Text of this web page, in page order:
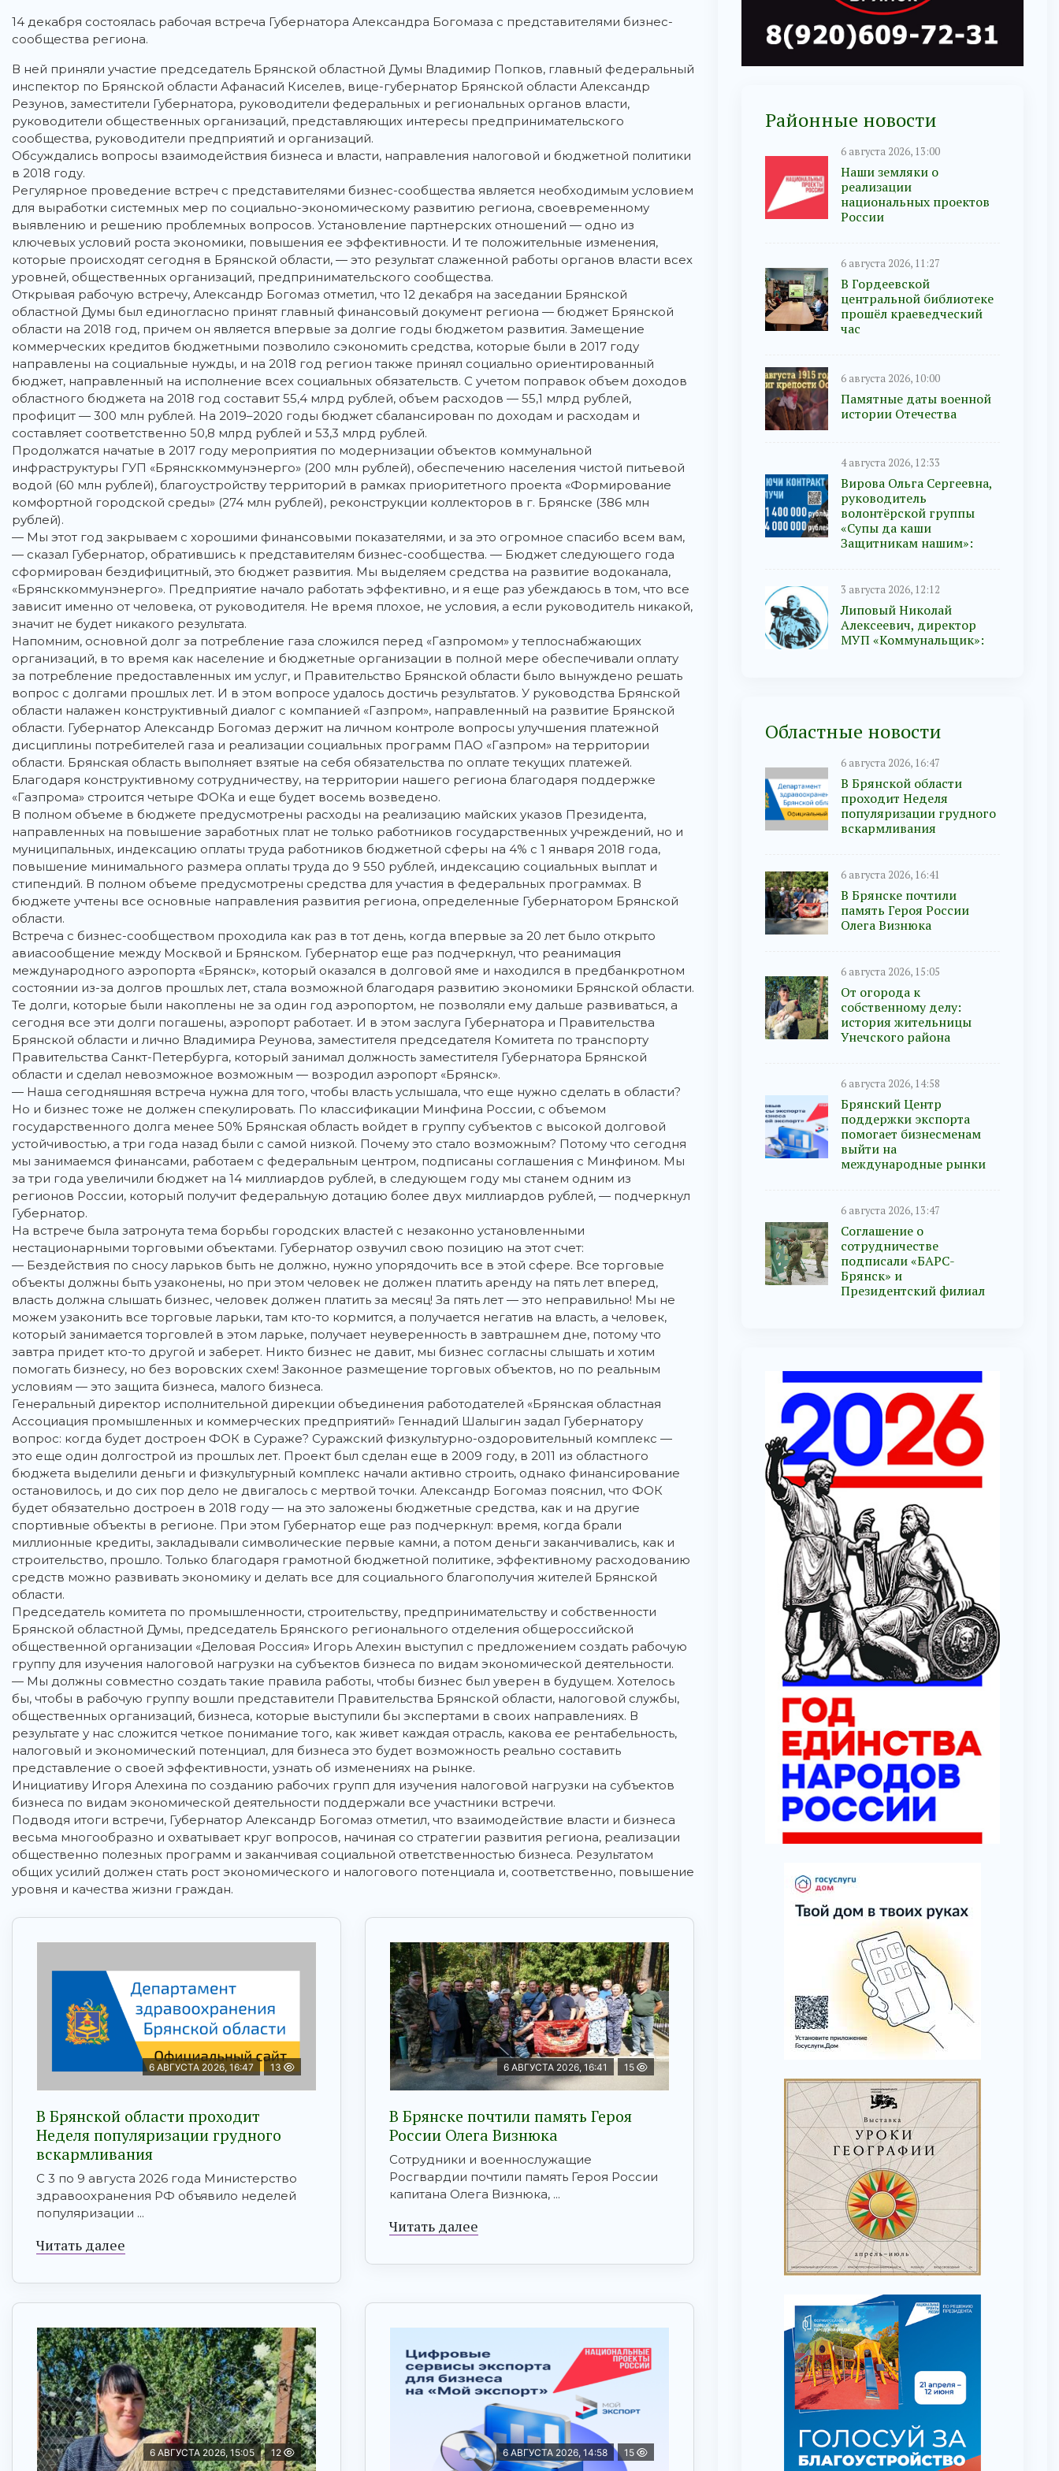
14 декабря состоялась рабочая встреча Губернатора Александра Богомаза с представителями бизнес-
сообщества региона.
В ней приняли участие председатель Брянской областной Думы Владимир Попков, главный федеральный
инспектор по Брянской области Афанасий Киселев, вице-губернатор Брянской области Александр
Резунов, заместители Губернатора, руководители федеральных и региональных органов власти,
руководители общественных организаций, представляющих интересы предпринимательского
сообщества, руководители предприятий и организаций.
Обсуждались вопросы взаимодействия бизнеса и власти, направления налоговой и бюджетной политики
в 2018 году.
Регулярное проведение встреч с представителями бизнес-сообщества является необходимым условием
для выработки системных мер по социально-экономическому развитию региона, своевременному
выявлению и решению проблемных вопросов. Установление партнерских отношений — одно из
ключевых условий роста экономики, повышения ее эффективности. И те положительные изменения,
которые происходят сегодня в Брянской области, — это результат слаженной работы органов власти всех
уровней, общественных организаций, предпринимательского сообщества.
Открывая рабочую встречу, Александр Богомаз отметил, что 12 декабря на заседании Брянской
областной Думы был единогласно принят главный финансовый документ региона — бюджет Брянской
области на 2018 год, причем он является впервые за долгие годы бюджетом развития. Замещение
коммерческих кредитов бюджетными позволило сэкономить средства, которые были в 2017 году
направлены на социальные нужды, и на 2018 год регион также принял социально ориентированный
бюджет, направленный на исполнение всех социальных обязательств. С учетом поправок объем доходов
областного бюджета на 2018 год составит 55,4 млрд рублей, объем расходов — 55,1 млрд рублей,
профицит — 300 млн рублей. На 2019–2020 годы бюджет сбалансирован по доходам и расходам и
составляет соответственно 50,8 млрд рублей и 53,3 млрд рублей.
Продолжатся начатые в 2017 году мероприятия по модернизации объектов коммунальной
инфраструктуры ГУП «Брянсккоммунэнерго» (200 млн рублей), обеспечению населения чистой питьевой
водой (60 млн рублей), благоустройству территорий в рамках приоритетного проекта «Формирование
комфортной городской среды» (274 млн рублей), реконструкции коллекторов в г. Брянске (386 млн
рублей).
— Мы этот год закрываем с хорошими финансовыми показателями, и за это огромное спасибо всем вам,
— сказал Губернатор, обратившись к представителям бизнес-сообщества. — Бюджет следующего года
сформирован бездифицитный, это бюджет развития. Мы выделяем средства на развитие водоканала,
«Брянсккоммунэнерго». Предприятие начало работать эффективно, и я еще раз убеждаюсь в том, что все
зависит именно от человека, от руководителя. Не время плохое, не условия, а если руководитель никакой,
значит не будет никакого результата.
Напомним, основной долг за потребление газа сложился перед «Газпромом» у теплоснабжающих
организаций, в то время как население и бюджетные организации в полной мере обеспечивали оплату
за потребление предоставленных им услуг, и Правительство Брянской области было вынуждено решать
вопрос с долгами прошлых лет. И в этом вопросе удалось достичь результатов. У руководства Брянской
области налажен конструктивный диалог с компанией «Газпром», направленный на развитие Брянской
области. Губернатор Александр Богомаз держит на личном контроле вопросы улучшения платежной
дисциплины потребителей газа и реализации социальных программ ПАО «Газпром» на территории
области. Брянская область выполняет взятые на себя обязательства по оплате текущих платежей.
Благодаря конструктивному сотрудничеству, на территории нашего региона благодаря поддержке
«Газпрома» строится четыре ФОКа и еще будет восемь возведено.
В полном объеме в бюджете предусмотрены расходы на реализацию майских указов Президента,
направленных на повышение заработных плат не только работников государственных учреждений, но и
муниципальных, индексацию оплаты труда работников бюджетной сферы на 4% с 1 января 2018 года,
повышение минимального размера оплаты труда до 9 550 рублей, индексацию социальных выплат и
стипендий. В полном объеме предусмотрены средства для участия в федеральных программах. В
бюджете учтены все основные направления развития региона, определенные Губернатором Брянской
области.
Встреча с бизнес-сообществом проходила как раз в тот день, когда впервые за 20 лет было открыто
авиасообщение между Москвой и Брянском. Губернатор еще раз подчеркнул, что реанимация
международного аэропорта «Брянск», который оказался в долговой яме и находился в предбанкротном
состоянии из-за долгов прошлых лет, стала возможной благодаря развитию экономики Брянской области.
Те долги, которые были накоплены не за один год аэропортом, не позволяли ему дальше развиваться, а
сегодня все эти долги погашены, аэропорт работает. И в этом заслуга Губернатора и Правительства
Брянской области и лично Владимира Реунова, заместителя председателя Комитета по транспорту
Правительства Санкт-Петербурга, который занимал должность заместителя Губернатора Брянской
области и сделал невозможное возможным — возродил аэропорт «Брянск».
— Наша сегодняшняя встреча нужна для того, чтобы власть услышала, что еще нужно сделать в области?
Но и бизнес тоже не должен спекулировать. По классификации Минфина России, с объемом
государственного долга менее 50% Брянская область войдет в группу субъектов с высокой долговой
устойчивостью, а три года назад были с самой низкой. Почему это стало возможным? Потому что сегодня
мы занимаемся финансами, работаем с федеральным центром, подписаны соглашения с Минфином. Мы
за три года увеличили бюджет на 14 миллиардов рублей, в следующем году мы станем одним из
регионов России, который получит федеральную дотацию более двух миллиардов рублей, — подчеркнул
Губернатор.
На встрече была затронута тема борьбы городских властей с незаконно установленными
нестационарными торговыми объектами. Губернатор озвучил свою позицию на этот счет:
— Бездействия по сносу ларьков быть не должно, нужно упорядочить все в этой сфере. Все торговые
объекты должны быть узаконены, но при этом человек не должен платить аренду на пять лет вперед,
власть должна слышать бизнес, человек должен платить за месяц! За пять лет — это неправильно! Мы не
можем узаконить все торговые ларьки, там кто-то кормится, а получается негатив на власть, а человек,
который занимается торговлей в этом ларьке, получает неуверенность в завтрашнем дне, потому что
завтра придет кто-то другой и заберет. Никто бизнес не давит, мы бизнес согласны слышать и хотим
помогать бизнесу, но без воровских схем! Законное размещение торговых объектов, но по реальным
условиям — это защита бизнеса, малого бизнеса.
Генеральный директор исполнительной дирекции объединения работодателей «Брянская областная
Ассоциация промышленных и коммерческих предприятий» Геннадий Шалыгин задал Губернатору
вопрос: когда будет достроен ФОК в Сураже? Суражский физкультурно-оздоровительный комплекс —
это еще один долгострой из прошлых лет. Проект был сделан еще в 2009 году, в 2011 из областного
бюджета выделили деньги и физкультурный комплекс начали активно строить, однако финансирование
остановилось, и до сих пор дело не двигалось с мертвой точки. Александр Богомаз пояснил, что ФОК
будет обязательно достроен в 2018 году — на это заложены бюджетные средства, как и на другие
спортивные объекты в регионе. При этом Губернатор еще раз подчеркнул: время, когда брали
миллионные кредиты, закладывали символические первые камни, а потом деньги заканчивались, как и
строительство, прошло. Только благодаря грамотной бюджетной политике, эффективному расходованию
средств можно развивать экономику и делать все для социального благополучия жителей Брянской
области.
Председатель комитета по промышленности, строительству, предпринимательству и собственности
Брянской областной Думы, председатель Брянского регионального отделения общероссийской
общественной организации «Деловая Россия» Игорь Алехин выступил с предложением создать рабочую
группу для изучения налоговой нагрузки на субъектов бизнеса по видам экономической деятельности.
— Мы должны совместно создать такие правила работы, чтобы бизнес был уверен в будущем. Хотелось
бы, чтобы в рабочую группу вошли представители Правительства Брянской области, налоговой службы,
общественных организаций, бизнеса, которые выступили бы экспертами в своих направлениях. В
результате у нас сложится четкое понимание того, как живет каждая отрасль, какова ее рентабельность,
налоговый и экономический потенциал, для бизнеса это будет возможность реально составить
представление о своей эффективности, узнать об изменениях на рынке.
Инициативу Игоря Алехина по созданию рабочих групп для изучения налоговой нагрузки на субъектов
бизнеса по видам экономической деятельности поддержали все участники встречи.
Подводя итоги встречи, Губернатор Александр Богомаз отметил, что взаимодействие власти и бизнеса
весьма многообразно и охватывает круг вопросов, начиная со стратегии развития региона, реализации
общественно полезных программ и заканчивая социальной ответственностью бизнеса. Результатом
общих усилий должен стать рост экономического и налогового потенциала и, соответственно, повышение
уровня и качества жизни граждан.
6 АВГУСТА 2026, 16:47 13
В Брянской области проходит
Неделя популяризации грудного
вскармливания
С 3 по 9 августа 2026 года Министерство
здравоохранения РФ объявило неделей
популяризации ...
Читать далее
6 АВГУСТА 2026, 16:41 15
В Брянске почтили память Героя
России Олега Визнюка
Сотрудники и военнослужащие
Росгвардии почтили память Героя России
капитана Олега Визнюка, ...
Читать далее
6 АВГУСТА 2026, 15:05 12 6 АВГУСТА 2026, 14:58 15
Районные новости
6 августа 2026, 13:00
Наши земляки о
реализации
национальных проектов
России
6 августа 2026, 11:27
В Гордеевской
центральной библиотеке
прошёл краеведческий
час
6 августа 2026, 10:00
Памятные даты военной
истории Отечества
4 августа 2026, 12:33
Вирова Ольга Сергеевна,
руководитель
волонтёрской группы
«Супы да каши
Защитникам нашим»:
3 августа 2026, 12:12
Липовый Николай
Алексеевич, директор
МУП «Коммунальщик»:
Областные новости
6 августа 2026, 16:47
В Брянской области
проходит Неделя
популяризации грудного
вскармливания
6 августа 2026, 16:41
В Брянске почтили
память Героя России
Олега Визнюка
6 августа 2026, 15:05
От огорода к
собственному делу:
история жительницы
Унечского района
6 августа 2026, 14:58
Брянский Центр
поддержки экспорта
помогает бизнесменам
выйти на
международные рынки
6 августа 2026, 13:47
Соглашение о
сотрудничестве
подписали «БАРС-
Брянск» и
Президентский филиал